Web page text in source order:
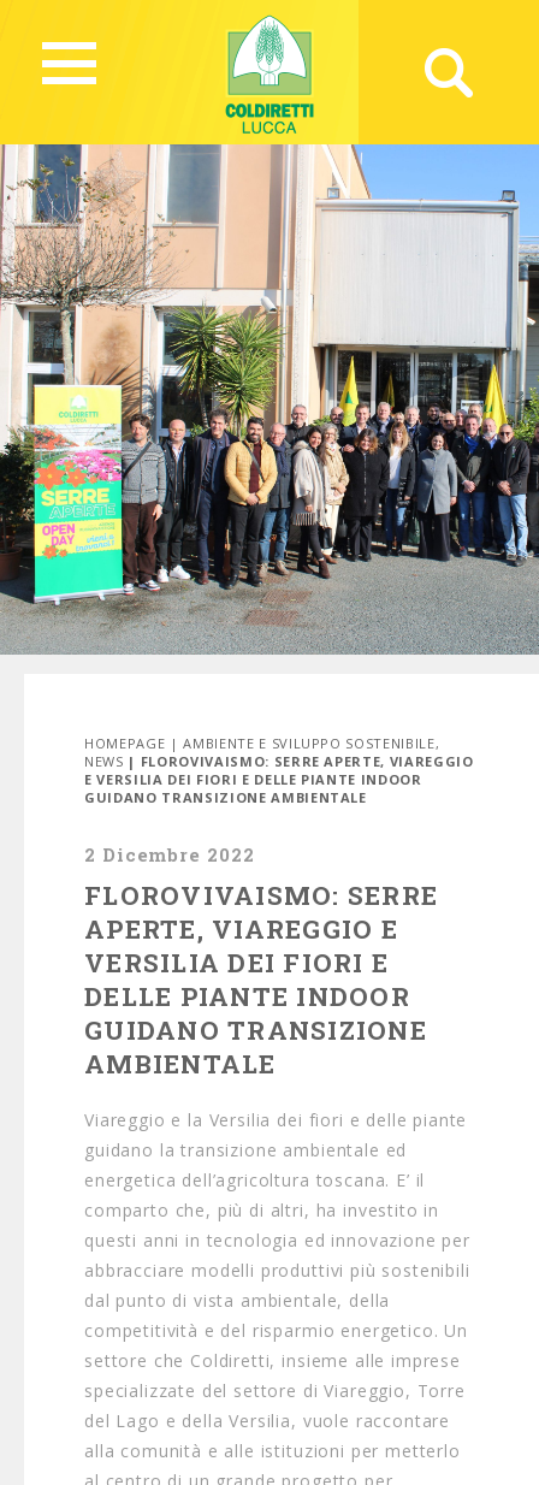
3079 Views
HOMEPAGE |AMBIENTE E SVILUPPO SOSTENIBILE,
NEWS | FLOROVIVAISMO: SERRE APERTE, VIAREGGIO
E VERSILIA DEI FIORI E DELLE PIANTE INDOOR
GUIDANO TRANSIZIONE AMBIENTALE
2 Dicembre 2022
FLOROVIVAISMO: SERRE
APERTE, VIAREGGIO E
VERSILIA DEI FIORI E
DELLE PIANTE INDOOR
GUIDANO TRANSIZIONE
AMBIENTALE
Viareggio e la Versilia dei fiori e delle piante
guidano la transizione ambientale ed
energetica dell’agricoltura toscana. E’ il
comparto che, più di altri, ha investito in
questi anni in tecnologia ed innovazione per
abbracciare modelli produttivi più sostenibili
dal punto di vista ambientale, della
competitività e del risparmio energetico. Un
settore che Coldiretti, insieme alle imprese
specializzate del settore di Viareggio, Torre
del Lago e della Versilia, vuole raccontare
alla comunità e alle istituzioni per metterlo